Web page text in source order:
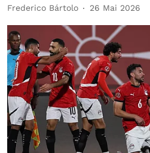
Frederico Bártolo 26 Mai 2026